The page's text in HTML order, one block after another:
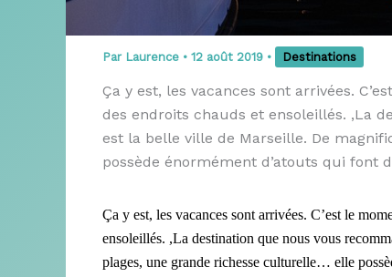
Par Laurence • 12 août 2019 • Destinations
Ça y est, les vacances sont arrivées.
des endroits chauds et ensoleillés. ,La
est la belle ville de Marseille. De
possède énormément d’atouts qui font
Ça y est, les vacances sont arrivées. C’est le
ensoleillés. ,La destination que nous vous
plages, une grande richesse culturelle… elle